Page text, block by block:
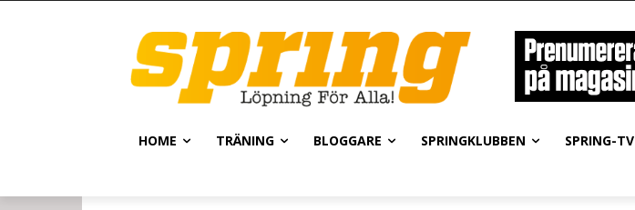
HOME TRÄNING BLOGGARE SPRINGKLUBBEN SPRING-TV